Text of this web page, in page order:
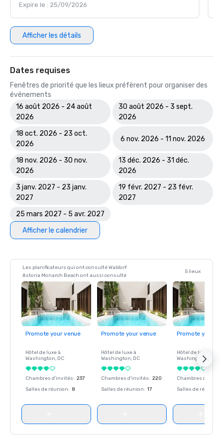
Expire le : 25/09/2026
Afficher les détails
Dates requises
Fenêtres de priorité que les lieux préfèrent pour organiser des
événements
16 août 2026 - 24 août
2026
30 août 2026 - 3 sept.
2026
18 oct. 2026 - 23 oct.
2026
6 nov. 2026 - 11 nov. 2026
18 nov. 2026 - 30 nov.
2026
13 déc. 2026 - 31 déc.
2026
3 janv. 2027 - 23 janv.
2027
19 févr. 2027 - 23 févr.
2027
25 mars 2027 - 5 avr. 2027
Afficher le calendrier
Les planificateurs qui ont consulté Waldorf
Astoria Monarch Beach ont aussi consulté
5 lieux
Promote your venue
Hôtel de luxe à
Washington, DC
Chambres d'invités: 237
Salles de réunion: 8
Promote your venue
Hôtel de luxe à
Washington, DC
Chambres d'invités: 220
Salles de réunion: 17
Promote your
Hôtel de luxe à
Washington
Chambres
Salles de réunion